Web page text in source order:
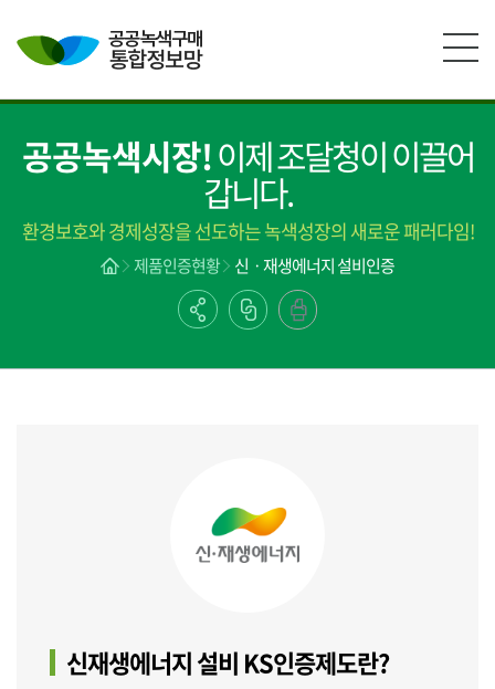
공공녹색시장!이제 조달청이 이끌어
갑니다.
환경보호와 경제성장을 선도하는 녹색성장의 새로운 패러다임!
제품인증현황 신ㆍ재생에너지 설비인증
신재생에너지 설비 KS인증제도란?